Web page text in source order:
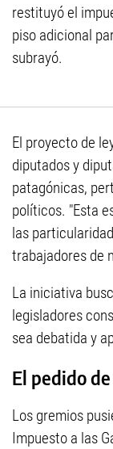
restituyó el
piso adicional
subrayó.
El proyecto de
diputados y
patagónicas,
políticos. "Esta
las
trabajadores de
La iniciativa
legisladores
sea debatida y
El pedido
Los gremios
Impuesto a las